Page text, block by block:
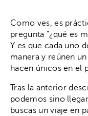
Como ves, es
pregunta "¿qué es
Y es que cada uno
manera y reúnen
hacen únicos en el
Tras la anterior
podemos sino
buscas un viaje en